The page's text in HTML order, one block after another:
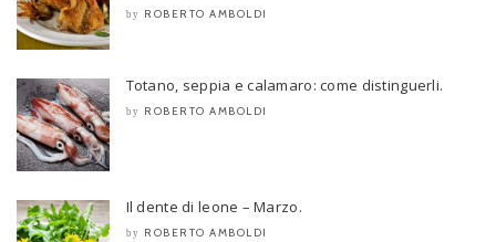
by ROBERTO AMBOLDI
Totano, seppia e calamaro: come distinguerli.
by ROBERTO AMBOLDI
Il dente di leone – Marzo.
by ROBERTO AMBOLDI